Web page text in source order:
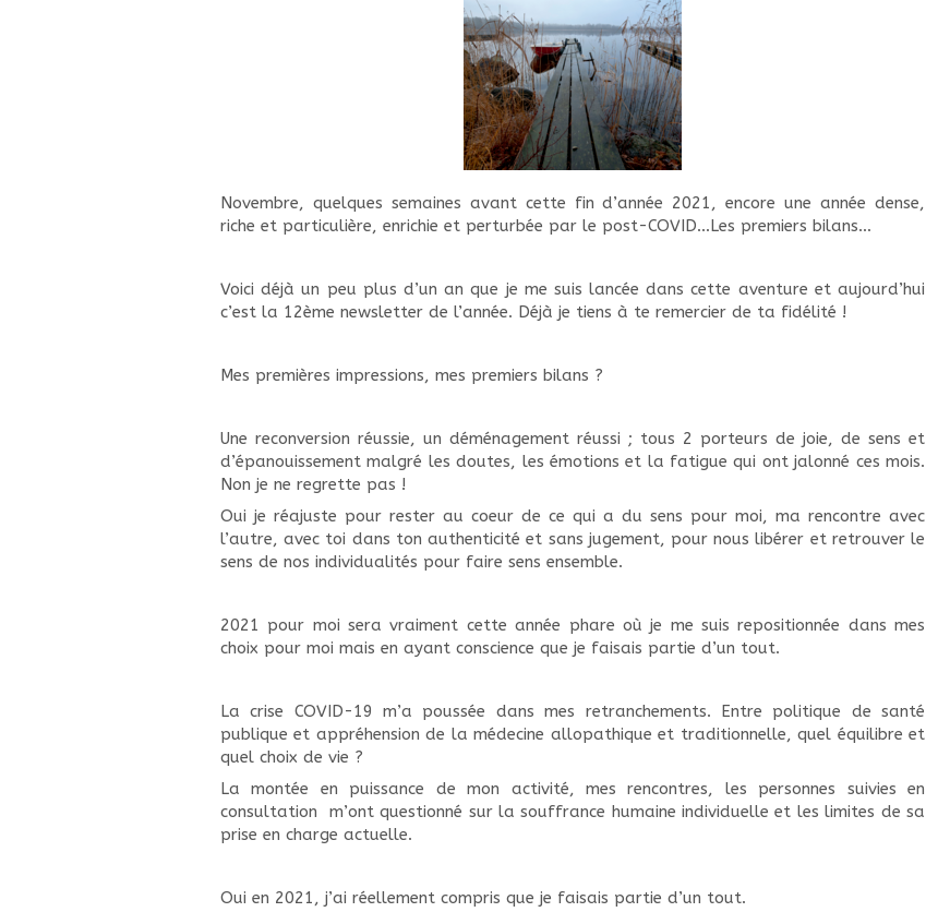
Novembre, quelques semaines avant cette fin d’année 2021, encore une année dense,
riche et particulière, enrichie et perturbée par le post-COVID…Les premiers bilans…
Voici déjà un peu plus d’un an que je me suis lancée dans cette aventure et aujourd’hui
c’est la 12ème newsletter de l’année. Déjà je tiens à te remercier de ta fidélité !
Mes premières impressions, mes premiers bilans ?
Une reconversion réussie, un déménagement réussi ; tous 2 porteurs de joie, de sens et
d’épanouissement malgré les doutes, les émotions et la fatigue qui ont jalonné ces mois.
Non je ne regrette pas !
Oui je réajuste pour rester au coeur de ce qui a du sens pour moi, ma rencontre avec
l’autre, avec toi dans ton authenticité et sans jugement, pour nous libérer et retrouver le
sens de nos individualités pour faire sens ensemble.
2021 pour moi sera vraiment cette année phare où je me suis repositionnée dans mes
choix pour moi mais en ayant conscience que je faisais partie d’un tout.
La crise COVID-19 m’a poussée dans mes retranchements. Entre politique de santé
publique et appréhension de la médecine allopathique et traditionnelle, quel équilibre et
quel choix de vie ?
La montée en puissance de mon activité, mes rencontres, les personnes suivies en
consultation m’ont questionné sur la souffrance humaine individuelle et les limites de sa
prise en charge actuelle.
Oui en 2021, j’ai réellement compris que je faisais partie d’un tout.